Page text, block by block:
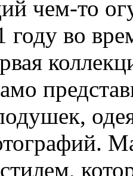
чем-то
году во